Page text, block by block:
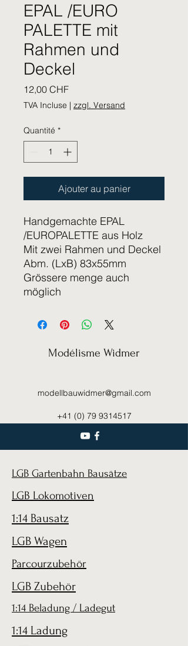
EPAL /EURO
PALETTE mit
Rahmen und
Deckel
12,00 CHFPrix
TVA Incluse | zzgl. Versand
Quantité *
Ajouter au panier
Handgemachte EPAL
/EUROPALETTE aus Holz
Mit zwei Rahmen und Deckel
Abm. (LxB) 83x55mm
Grössere menge auch
möglich
Modélisme Widmer
modellbauwidmer@gmail.com
+41 (0) 79 9314517
LGB Gartenbahn Bausätze
LGB Lokomotiven
1:14 Bausatz
LGB Wagen
Parcourzubehör
LGB Zubehör
1:14 Beladung / Ladegut
1:14 Ladung